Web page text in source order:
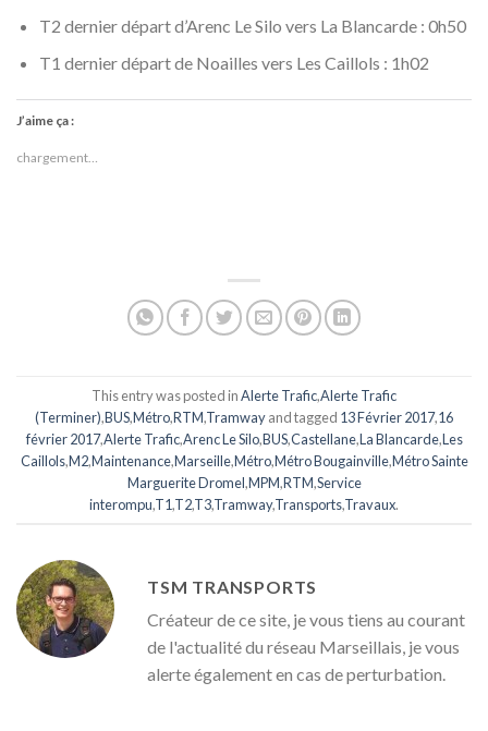
T2 dernier départ d’Arenc Le Silo vers La Blancarde : 0h50
T1 dernier départ de Noailles vers Les Caillols : 1h02
J’aime ça :
chargement…
This entry was posted inAlerte Trafic,Alerte Trafic
(Terminer),BUS,Métro,RTM,Tramwayand tagged 13 Février 2017,16
février 2017,Alerte Trafic,Arenc Le Silo,BUS,Castellane,La Blancarde,Les
Caillols,M2,Maintenance,Marseille,Métro,Métro Bougainville,Métro Sainte
Marguerite Dromel,MPM,RTM,Service
interompu,T1,T2,T3,Tramway,Transports,Travaux.
TSM TRANSPORTS
Créateur de ce site, je vous tiens au courant
de l'actualité du réseau Marseillais, je vous
alerte également en cas de perturbation.